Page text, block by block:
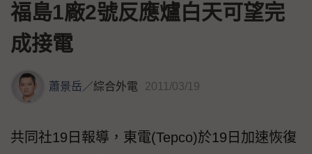
福島1廠2號反應爐白天可望完
成接電
蕭景岳 ／綜合外電 2011/03/19
共同社19日報導，東電(Tepco)於19日加速恢復